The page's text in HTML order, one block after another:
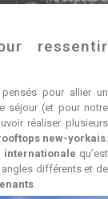
ressentir
pour allier un
séjour (et pour notre
réaliser plusieurs
new-yorkais
qu’est
différents et de